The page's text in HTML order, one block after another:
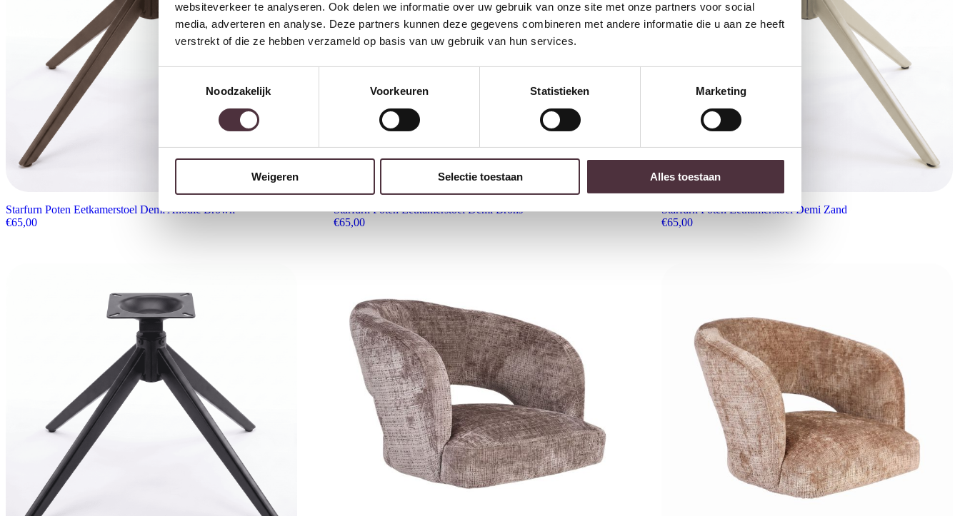
websiteverkeer te analyseren. Ook delen we informatie over uw gebruik van onze site met onze partners voor social
media, adverteren en analyse. Deze partners kunnen deze gegevens combineren met andere informatie die u aan ze heeft
verstrekt of die ze hebben verzameld op basis van uw gebruik van hun services.
Noodzakelijk
Voorkeuren Statistieken Marketing
Weigeren Selectie toestaan Alles toestaan
Starfurn Poten Eetkamerstoel Demi Anodic Brown
€65,00
Starfurn Poten Eetkamerstoel Demi Brons
€65,00
Starfurn Poten Eetkamerstoel Demi Zand
€65,00